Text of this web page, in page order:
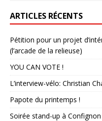
ARTICLES RÉCENTS
Pétition pour un projet
(l’arcade de la relieuse)
YOU CAN VOTE !
L’interview-vélo: Christian
Papote du printemps !
Soirée stand-up à